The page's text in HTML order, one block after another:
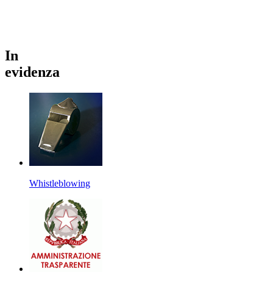
In
evidenza
Whistleblowing